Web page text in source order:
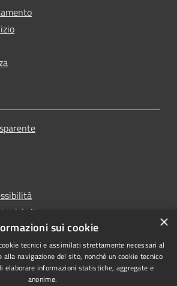
del sito
Copyright © 2026 • Comune di
×
sui cookie
tecnici e assimilati strettamente necessari al
navigazione del sito, nonché un cookie tecnico
elaborare informazioni statistiche, aggregate e
anonime.